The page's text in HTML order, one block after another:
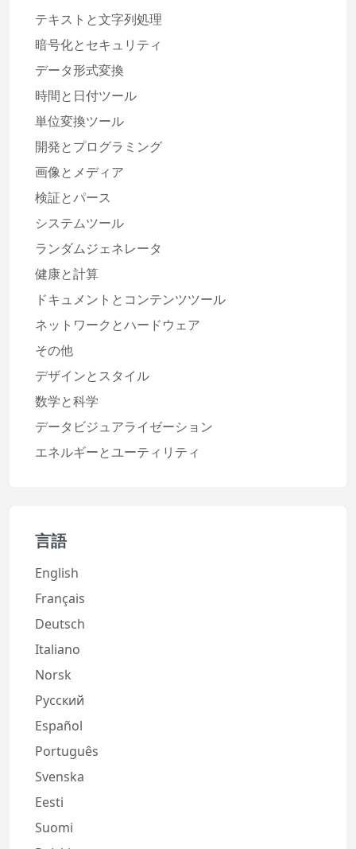
テキストと文字列処理
暗号化とセキュリティ
データ形式変換
時間と日付ツール
単位変換ツール
開発とプログラミング
画像とメディア
検証とパース
システムツール
ランダムジェネレータ
健康と計算
ドキュメントとコンテンツツール
ネットワークとハードウェア
その他
デザインとスタイル
数学と科学
データビジュアライゼーション
エネルギーとユーティリティ
言語
English
Français
Deutsch
Italiano
Norsk
Русский
Español
Português
Svenska
Eesti
Suomi